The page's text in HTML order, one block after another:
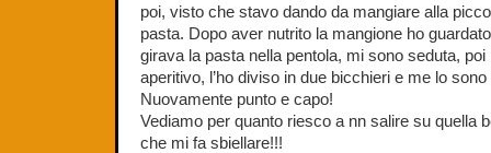
poi, visto che stavo dando da mangiare alla
pasta. Dopo aver nutrito la mangione ho
girava la pasta nella pentola, mi sono seduta,
aperitivo, l’ho diviso in due bicchieri e me lo
Nuovamente punto e capo!
Vediamo per quanto riesco a nn salire su quella
che mi fa sbiellare!!!